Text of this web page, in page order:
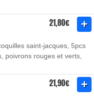
21,80€
saint-jacques, 5pcs
poivrons rouges et verts,
21,90€